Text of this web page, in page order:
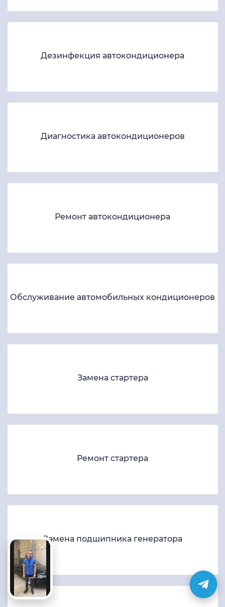
Дезинфекция автокондиционера
Диагностика автокондиционеров
Ремонт автокондиционера
Обслуживание автомобильных кондиционеров
Замена стартера
Ремонт стартера
Замена подшипника генератора